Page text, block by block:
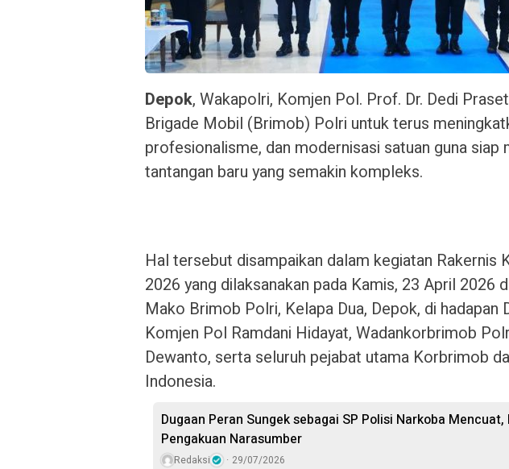
Depok, Wakapolri, Komjen Pol. Prof. Dr. Dedi
Brigade Mobil (Brimob) Polri untuk terus
profesionalisme, dan modernisasi satuan guna siap
tantangan baru yang semakin kompleks.
Hal tersebut disampaikan dalam kegiatan Rakernis
2026 yang dilaksanakan pada Kamis, 23 April 2026
Mako Brimob Polri, Kelapa Dua, Depok, di hadapan
Komjen Pol Ramdani Hidayat, Wadankorbrimob
Dewanto, serta seluruh pejabat utama Korbrimob
Indonesia.
Dugaan Peran Sungek sebagai SP Polisi Narkoba Mencuat,
Pengakuan Narasumber
Redaksi 29/07/2026